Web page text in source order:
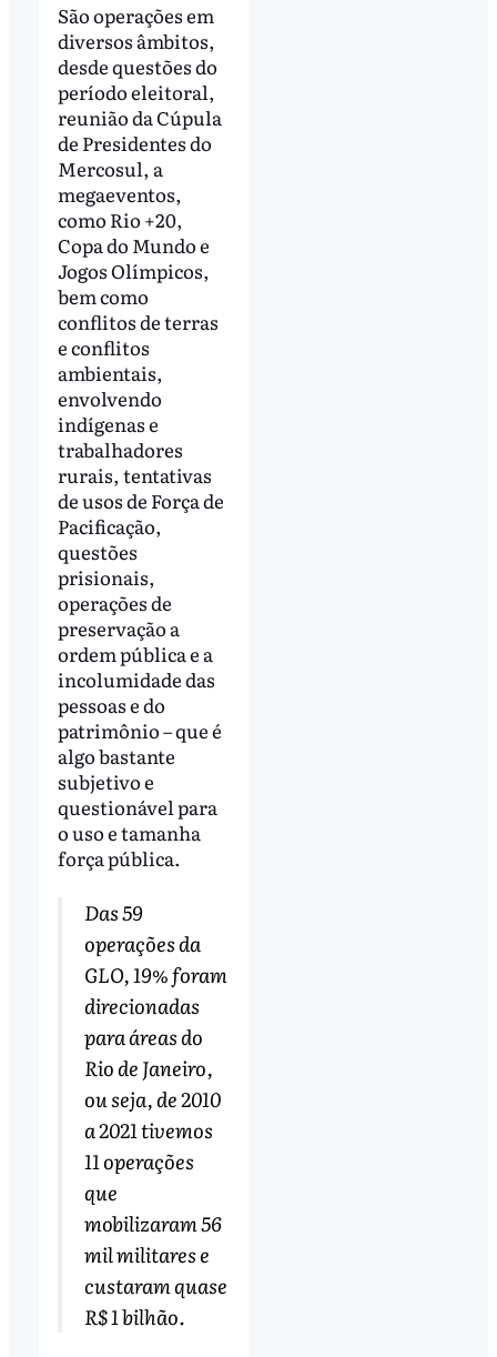
São operações em
diversos âmbitos,
desde questões do
período eleitoral,
reunião da Cúpula
de Presidentes do
Mercosul, a
megaeventos,
como Rio +20,
Copa do Mundo e
Jogos Olímpicos,
bem como
conflitos de terras
e conflitos
ambientais,
envolvendo
indígenas e
trabalhadores
rurais, tentativas
de usos de Força de
Pacificação,
questões
prisionais,
operações de
preservação a
ordem pública e a
incolumidade das
pessoas e do
patrimônio – que é
algo bastante
subjetivo e
questionável para
o uso e tamanha
força pública.
Das 59
operações da
GLO, 19% foram
direcionadas
para áreas do
Rio de Janeiro,
ou seja, de 2010
a 2021 tivemos
11 operações
que
mobilizaram 56
mil militares e
custaram quase
R$ 1 bilhão.